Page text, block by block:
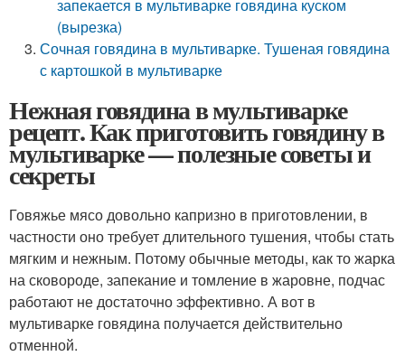
запекается в мультиварке говядина куском
(вырезка)
Сочная говядина в мультиварке. Тушеная говядина
с картошкой в мультиварке
Нежная говядина в мультиварке
рецепт. Как приготовить говядину в
мультиварке — полезные советы и
секреты
Говяжье мясо довольно капризно в приготовлении, в
частности оно требует длительного тушения, чтобы стать
мягким и нежным. Потому обычные методы, как то жарка
на сковороде, запекание и томление в жаровне, подчас
работают не достаточно эффективно. А вот в
мультиварке говядина получается действительно
отменной.